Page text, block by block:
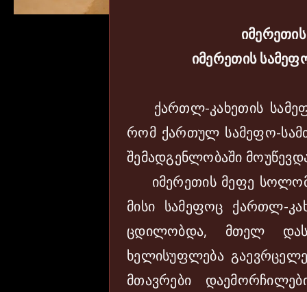
იმერეთის
ქართლ-კახეთის
რომ ქართულ სამეფო-
შემადგენლობაში
იმერეთის მეფე
მისი სამეფოც ქართლ-
ცდილობდა, მთელ
ხელისუფლება
მთავრები